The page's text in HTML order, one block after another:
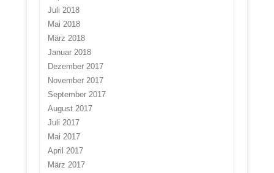
Juli 2018
Mai 2018
März 2018
Januar 2018
Dezember 2017
November 2017
September 2017
August 2017
Juli 2017
Mai 2017
April 2017
März 2017